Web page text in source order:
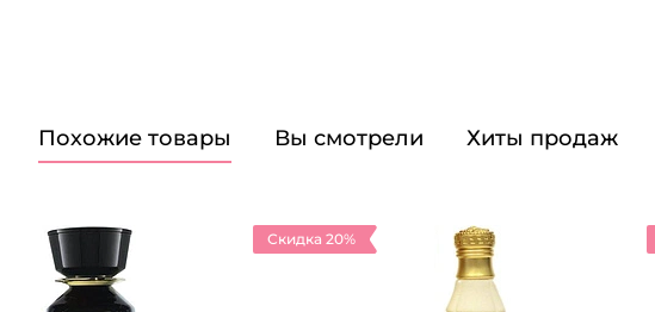
Похожие товары Вы смотрели Хиты продаж
Скидка 20%